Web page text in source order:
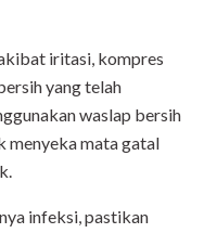
iritasi, kompres
yang telah
waslap bersih
menyeka mata gatal
infeksi, pastikan